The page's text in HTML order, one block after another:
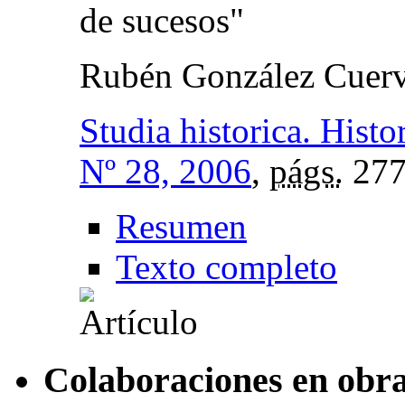
de sucesos"
Rubén González
Studia historica.
Nº 28, 2006, págs.
Resumen
Texto completo
Colaboraciones en